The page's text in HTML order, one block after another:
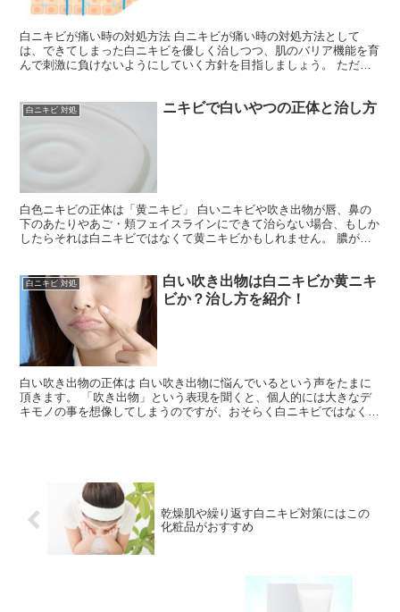
白ニキビが痛い時の対処方法 白ニキビが痛い時の対処方法として
は、できてしまった白ニキビを優しく治しつつ、肌のバリア機能を育
んで刺激に負けないようにしていく方針を目指しましょう。 ただ白
白ニキビ 対処 ニキビで白いやつの正体と治し方
白色ニキビの正体は「黄ニキビ」 白いニキビや吹き出物が唇、鼻の
下のあたりやあご・頬フェイスラインにできて治らない場合、もしか
したらそれは白ニキビではなくて黄ニキビかもしれません。 膿がた
白ニキビ 対処
白い吹き出物は白ニキビか黄ニキ
ビか？治し方を紹介！
白い吹き出物の正体は 白い吹き出物に悩んでいるという声をたまに
頂きます。 「吹き出物」という表現を聞くと、個人的には大きなデ
キモノの事を想像してしまうのですが、おそらく白ニキビではなくて
乾燥肌や繰り返す白ニキビ対策にはこの
化粧品がおすすめ